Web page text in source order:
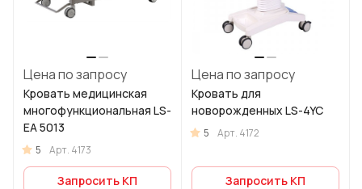
Цена по запросу
Кровать медицинская
многофункциональная LS-
EA 5013
5 Арт. 4173
Запросить КП
Цена по запросу
Кровать для
новорожденных LS-4YC
5 Арт. 4172
Запросить КП